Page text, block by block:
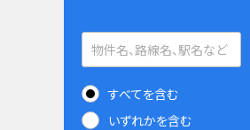
すべてを含む
いずれかを含む